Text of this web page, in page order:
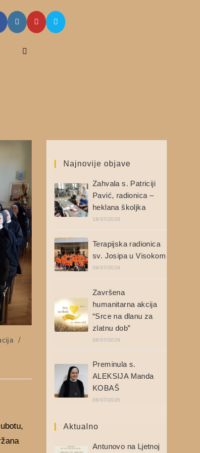
/
Najnovije objave
Zahvala s. Patriciji
Pavić, radionica –
heklana školjka
18/07/2026
Terapijska radionica
sv. Josipa u Visokom
09/07/2026
Završena
humanitarna akcija
“Srce na dlanu za
zlatnu dob”
08/07/2026
Preminula s.
ALEKSIJA Manda
KOBAŠ
06/07/2026
Aktualno
Antunovo na Ljetnoj